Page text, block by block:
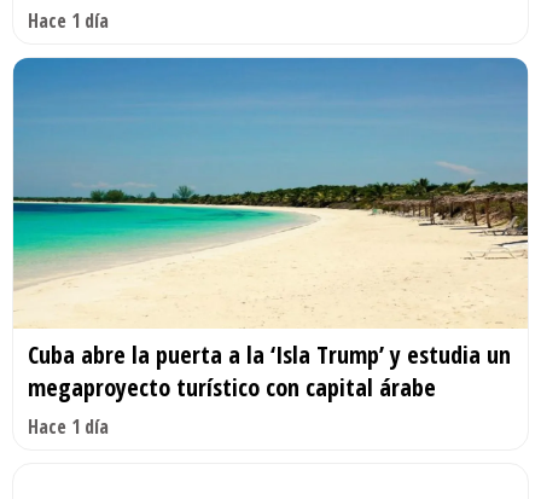
Hace 1 día
Cuba abre la puerta a la ‘Isla Trump’ y estudia un
megaproyecto turístico con capital árabe
Hace 1 día